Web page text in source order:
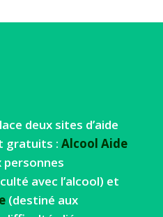
deux sites d’aide
gratuits : Alcool Aide
personnes
avec l’alcool) et
(destiné aux